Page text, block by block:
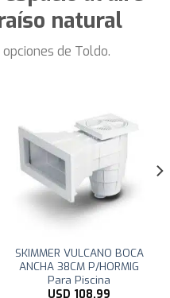
natural
de Toldo.
Toldo Vela p/ sombra viento
y granizo c/ protección Uv –
4*1.90 rectangulo Beige
USD49,00